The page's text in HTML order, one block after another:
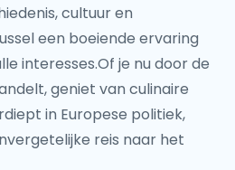
cultuur en
een boeiende ervaring
interesses.Of je nu door de
geniet van culinaire
in Europese politiek,
reis naar het